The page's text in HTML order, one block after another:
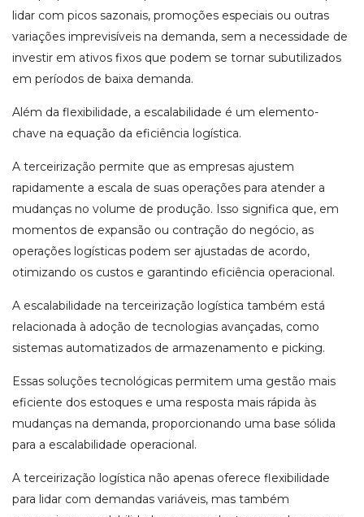
lidar com picos sazonais, promoções especiais ou outras
variações imprevisíveis na demanda, sem a necessidade de
investir em ativos fixos que podem se tornar subutilizados
em períodos de baixa demanda.
Além da flexibilidade, a escalabilidade é um elemento-
chave na equação da eficiência logística.
A terceirização permite que as empresas ajustem
rapidamente a escala de suas operações para atender a
mudanças no volume de produção. Isso significa que, em
momentos de expansão ou contração do negócio, as
operações logísticas podem ser ajustadas de acordo,
otimizando os custos e garantindo eficiência operacional.
A escalabilidade na terceirização logística também está
relacionada à adoção de tecnologias avançadas, como
sistemas automatizados de armazenamento e picking.
Essas soluções tecnológicas permitem uma gestão mais
eficiente dos estoques e uma resposta mais rápida às
mudanças na demanda, proporcionando uma base sólida
para a escalabilidade operacional.
A terceirização logística não apenas oferece flexibilidade
para lidar com demandas variáveis, mas também